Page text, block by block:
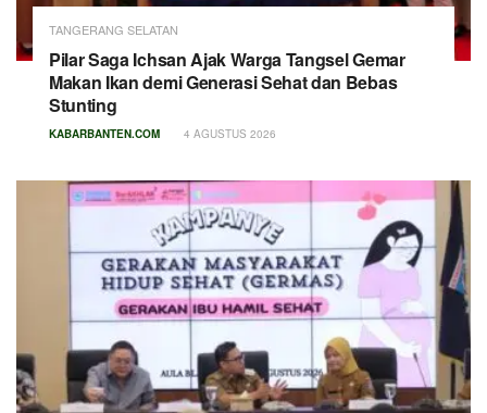
TANGERANG SELATAN
Pilar Saga Ichsan Ajak Warga Tangsel Gemar
Makan Ikan demi Generasi Sehat dan Bebas
Stunting
KABARBANTEN.COM 4 AGUSTUS 2026